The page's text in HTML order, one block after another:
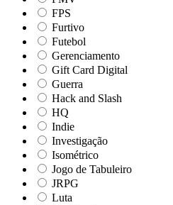
FPS
Furtivo
Futebol
Gerenciamento
Gift Card Digital
Guerra
Hack and Slash
HQ
Indie
Investigação
Isométrico
Jogo de Tabuleiro
JRPG
Luta